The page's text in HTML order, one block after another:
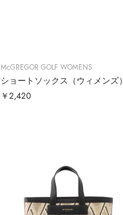
McGREGOR GOLF WOMENS
ショートソックス（ウィメンズ）
￥2,420